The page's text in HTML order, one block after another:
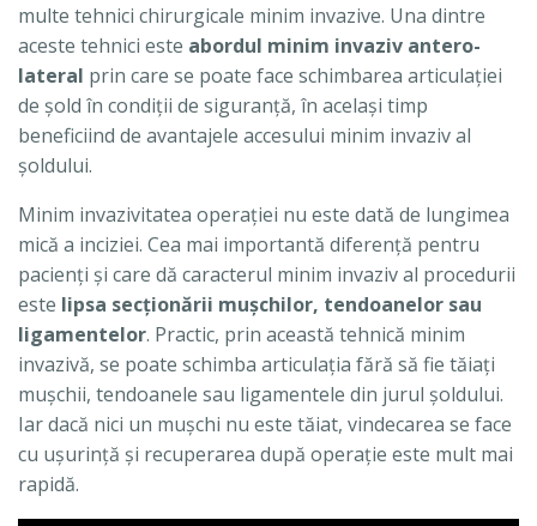
multe tehnici chirurgicale minim invazive. Una dintre
aceste tehnici este abordul minim invaziv antero-
lateral prin care se poate face schimbarea articulaţiei
de şold în condiţii de siguranţă, în acelaşi timp
beneficiind de avantajele accesului minim invaziv al
şoldului.
Minim invazivitatea operaţiei nu este dată de lungimea
mică a inciziei. Cea mai importantă diferenţă pentru
pacienţi şi care dă caracterul minim invaziv al procedurii
este lipsa secţionării muşchilor, tendoanelor sau
ligamentelor. Practic, prin această tehnică minim
invazivă, se poate schimba articulaţia fără să fie tăiaţi
muşchii, tendoanele sau ligamentele din jurul şoldului.
Iar dacă nici un muşchi nu este tăiat, vindecarea se face
cu uşurinţă şi recuperarea după operaţie este mult mai
rapidă.